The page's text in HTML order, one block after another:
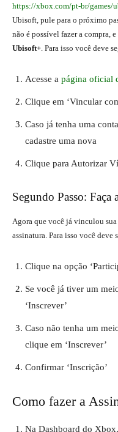
https://xbox.com/pt-br/games/
Ubisoft, pule para o próximo
não é possível fazer a compra,
Ubisoft+. Para isso você deve
Acesse a página oficial
Clique em ‘Vincular
Caso já tenha uma
cadastre uma nova
Clique para Autorizar
Segundo Passo: Faça
Agora que você já vinculou
assinatura. Para isso você deve
Clique na opção
Se você já tiver um
‘Inscrever’
Caso não tenha um
clique em ‘Inscrever’
Confirmar ‘Inscrição’
Como fazer a
Na Dashboard do